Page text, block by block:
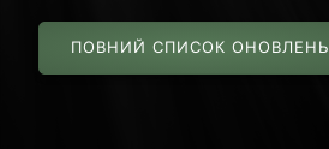
ПОВНИЙ СПИСОК ОНОВЛЕНЬ